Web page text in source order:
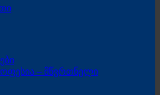
– მწვრთნელი